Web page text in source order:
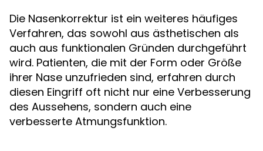
Die Nasenkorrektur ist ein weiteres häufiges
Verfahren, das sowohl aus ästhetischen als
auch aus funktionalen Gründen durchgeführt
wird. Patienten, die mit der Form oder Größe
ihrer Nase unzufrieden sind, erfahren durch
diesen Eingriff oft nicht nur eine Verbesserung
des Aussehens, sondern auch eine
verbesserte Atmungsfunktion.